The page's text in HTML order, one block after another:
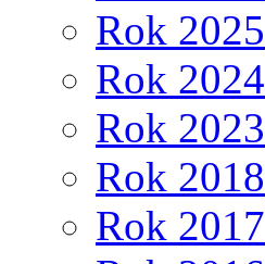
Rok 2025
Rok 2024
Rok 2023
Rok 2018
Rok 2017